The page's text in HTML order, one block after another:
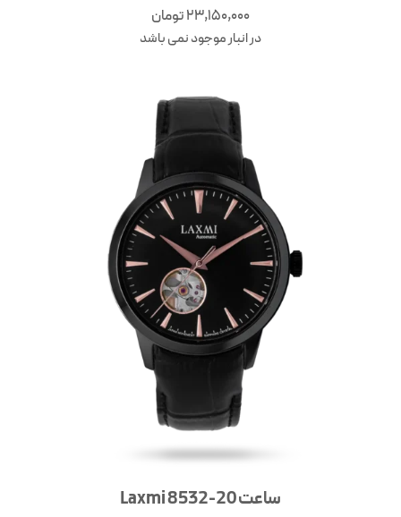
23,150,000تومان
در انبار موجود نمی باشد
ساعت Laxmi 8532-20